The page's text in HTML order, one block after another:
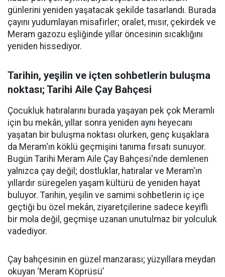
günlerini yeniden yaşatacak şekilde tasarlandı. Burada
çayını yudumlayan misafirler; oralet, mısır, çekirdek ve
Meram gazozu eşliğinde yıllar öncesinin sıcaklığını
yeniden hissediyor.
Tarihin, yeşilin ve içten sohbetlerin buluşma
noktası; Tarihi Aile Çay Bahçesi
Çocukluk hatıralarını burada yaşayan pek çok Meramlı
için bu mekân, yıllar sonra yeniden aynı heyecanı
yaşatan bir buluşma noktası olurken, genç kuşaklara
da Meram'ın köklü geçmişini tanıma fırsatı sunuyor.
Bugün Tarihi Meram Aile Çay Bahçesi'nde demlenen
yalnızca çay değil; dostluklar, hatıralar ve Meram'ın
yıllardır süregelen yaşam kültürü de yeniden hayat
buluyor. Tarihin, yeşilin ve samimi sohbetlerin iç içe
geçtiği bu özel mekân, ziyaretçilerine sadece keyifli
bir mola değil, geçmişe uzanan unutulmaz bir yolculuk
vadediyor.
Çay bahçesinin en güzel manzarası; yüzyıllara meydan
okuyan ‘Meram Köprüsü’